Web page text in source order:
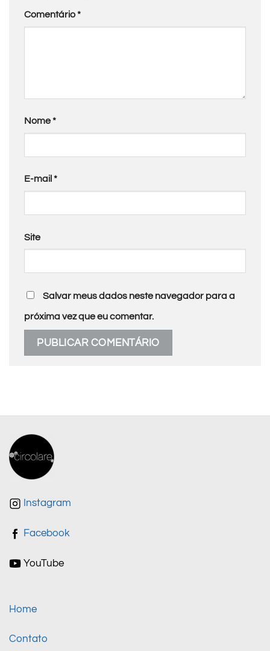
Comentário*
Nome*
E-mail *
Site
Salvar meus dados neste navegador para a
próxima vez que eu comentar.
Instagram
Facebook
YouTube
Home
Contato